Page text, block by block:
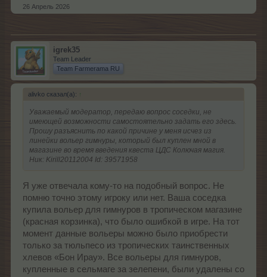
26 Апрель 2026
igrek35
Team Leader
Team Farmerama RU
alivko сказал(а): ↑
Уважаемый модератор, передаю вопрос соседки, не
имеющей возможности самостоятельно задать его здесь.
Прошу разъяснить по какой причине у меня исчез из
линейки вольер гимнуры, который был куплен мной в
магазине во время введения квеста ЦДС Колючая магия.
Ник: Kirill20112004 Id: 39571958
Я уже отвечала кому-то на подобный вопрос. Не
помню точно этому игроку или нет. Ваша соседка
купила вольер для гимнуров в тропическом магазине
(красная корзинка), что было ошибкой в игре. На тот
момент данные вольеры можно было приобрести
только за тюльпесо из тропических таинственных
хлевов «Бон Ирау». Все вольеры для гимнуров,
купленные в сельмаге за зелепени, были удалены со